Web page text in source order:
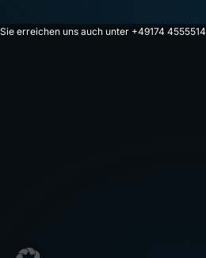
Sie erreichen uns auch unter +49174 4555514